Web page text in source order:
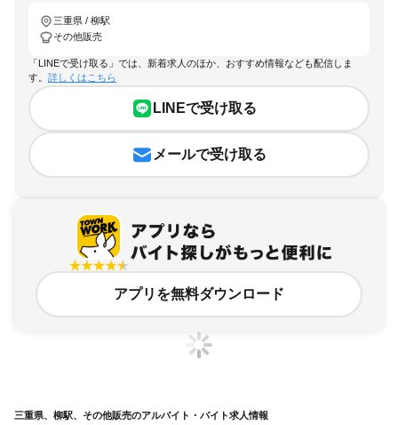
三重県 / 柳駅
その他販売
「LINEで受け取る」では、新着求人のほか、おすすめ情報なども配信しま
す。 詳しくはこちら
LINEで受け取る
メールで受け取る
アプリを無料ダウンロード
三重県、柳駅、その他販売のアルバイト・バイト求人情報